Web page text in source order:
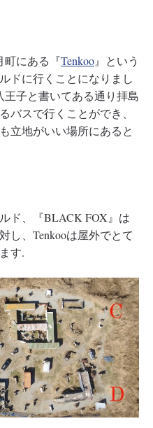
町にある『Tenkoo』という
ドに行くことになりまし
子と書いてある通り拝島
バスで行くことができ、
立地がいい場所にあると
ド、『BLACK FOX』は
し、Tenkooは屋外でとて
す.